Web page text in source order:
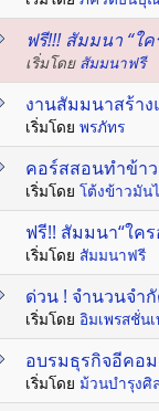
ฟรี!!! สัมมนา “ใ
เริ่มโดย สัมมนาฟรี
งานสัมมนาสร้า
เริ่มโดย พรภัทร
คอร์สสอนทำข้า
เริ่มโดย โต้งข้าวมัน
ฟรี!! สัมมนา“ใค
เริ่มโดย สัมมนาฟรี
ด่วน ! จำนวนจำ
เริ่มโดย อิมเพรสชั่น
อบรมธุรกิจอีคอ
เริ่มโดย ม้วนบำรุงศิ